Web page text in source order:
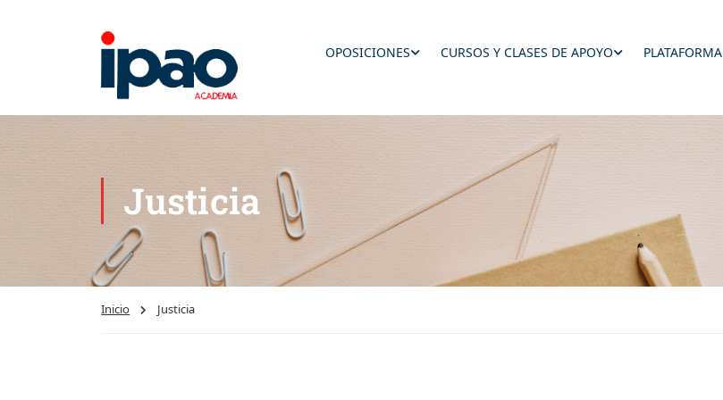
OPOSICIONES CURSOS Y CLASES DE APOYO PLATAFORMA
Justicia
Inicio Justicia